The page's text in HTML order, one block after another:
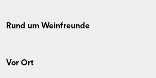
Rund um Weinfreunde
Vor Ort